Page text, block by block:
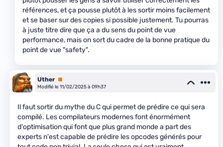
références, et ça pousse plutôt à les sortir moins facilement
et se baser sur des copies si possible justement. Tu pourras
à juste titre dire que ça a du sens du point de vue
performance, mais on sort du cadre de la bonne pratique du
point de vue "safety".
Uther Premium
Modifié le 11/02/2025 à 09h37
Il faut sortir du mythe du C qui permet de prédire ce qui sera
compilé. Les compilateurs modernes font énormément
d'optimisation qui font que plus grand monde a part des
experts n'est capable de prédire les opcodes générés pour